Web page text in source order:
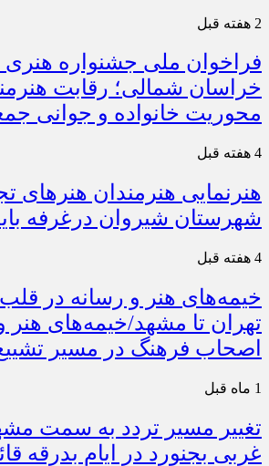
2 هفته قبل
فراخوان ملی جشنواره هنری
خراسان شمالی؛ رقابت
محوریت خانواده و جوانی
4 هفته قبل
هنرنمایی هنرمندان هنرهای
شهرستان شیروان درغرفه
4 هفته قبل
خیمه‌های هنر و رسانه در قلب
تهران تا مشهد/خیمه‌های هنر
اصحاب فرهنگ در مسیر
1 ماه قبل
تغییر مسیر تردد به سمت
غربی بجنورد در ایام بدرقه